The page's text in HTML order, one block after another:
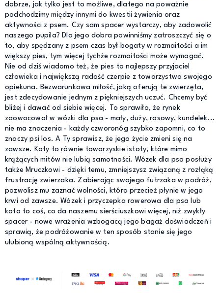
dobrze, jak tylko jest to możliwe, dlatego na poważnie
podchodzimy między innymi do kwestii żywienia oraz
aktywności z psem. Czy sam spacer wystarczy, aby zadowolić
naszego pupila? Dla jego dobra powinniśmy zatroszczyć się o
to, aby spędzany z psem czas był bogaty w rozmaitości a im
większy pies, tym więcej tychże rozmaitości może wymagać.
Nie od dziś wiadomo też, że pies to najlepszy przyjaciel
człowieka i największą radość czerpie z towarzystwa swojego
opiekuna. Bezwarunkowa miłość, jaką oferują te zwierzęta,
jest zdecydowanie jednym z piękniejszych uczuć. Chcemy być
bliżej i dawać od siebie więcej. To sprawiło, że rynek
zaowocował w wózki dla psa - mały, duży, rasowy, kundelek...
nie ma znaczenia - każdy czworonóg szybko zapomni, co to
znaczy psi los. A Ty sprawisz, że jego życie zmieni się na
zawsze. Koty to równie towarzyskie istoty, które mimo
krążących mitów nie lubią samotności. Wózek dla psa posłuży
także Mruczkowi - dzięki temu, zmniejszysz związaną z rozłąką
frustrację zwierzaka. Zabierając swojego futrzaka w podróż,
pozwolisz mu zaznać wolności, która przecież płynie w jego
krwi od zawsze. Wózek i przyczepka rowerowa dla psa lub
kota to coś, co da naszemu sierściuszkowi więcej, niż zwykły
spacer - nowe wrażenia wzbogacą jego bagaż doświadczeń i
sprawią, że podróżowanie w ten sposób stanie się jego
ulubioną wspólną aktywnością.